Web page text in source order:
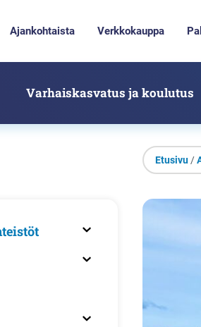
Ajankohtaista Verkkokauppa
Varhaiskasvatus ja koulutus
Etusivu /